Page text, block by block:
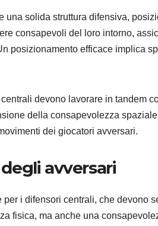
una solida struttura difensiva,
consapevoli del loro intorno,
posizionamento efficace implica
devono lavorare in tandem
della consapevolezza
dei giocatori avversari.
avversari
i difensori centrali, che devono
fisica, ma anche una